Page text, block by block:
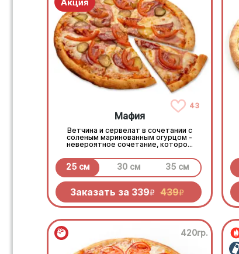
43
Мафия
Ветчина и сервелат в сочетании с
соленым маринованным огурцом -
невероятное сочетание, которое
нужно попробовать!
25 см 30 см 35 см
Заказать за 339R 439R
420гр.